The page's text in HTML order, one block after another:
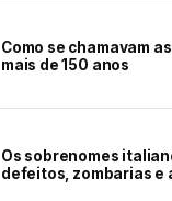
Como se chamavam
mais de 150 anos
Os sobrenomes
defeitos, zombarias e